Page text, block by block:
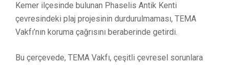
Kemer ilçesinde bulunan Phaselis Antik Kenti
çevresindeki plaj projesinin durdurulmaması, TEMA
Vakfı’nın koruma çağrısını beraberinde getirdi.
Bu çerçevede, TEMA Vakfı, çeşitli çevresel sorunlara